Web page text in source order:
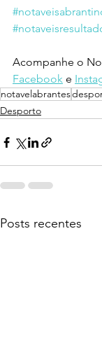
Acompanhe o
Facebook e
notavelabrantes
Desporto
Posts recentes